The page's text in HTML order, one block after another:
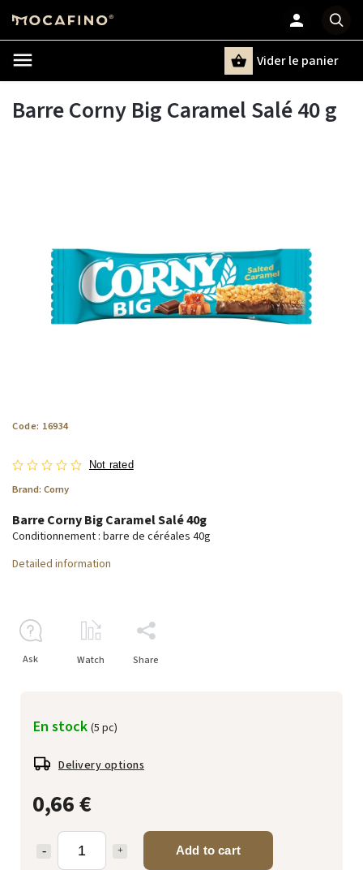
Chercher
Vider le panier
Barre Corny Big Caramel Salé 40 g
Code: 16934
Not rated
Brand: Corny
0,66 €
Add to cart
En stock (5 pc)
Delivery options
Barre Corny Big Caramel Salé 40g
Conditionnement : barre de céréales 40g
Detailed information
Ask Watch Share